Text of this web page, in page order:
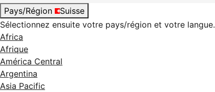
Pays/Région
Suisse
Sélectionnez ensuite votre pays/région et votre langue.
Africa
Afrique
América Central
Argentina
Asia Pacific